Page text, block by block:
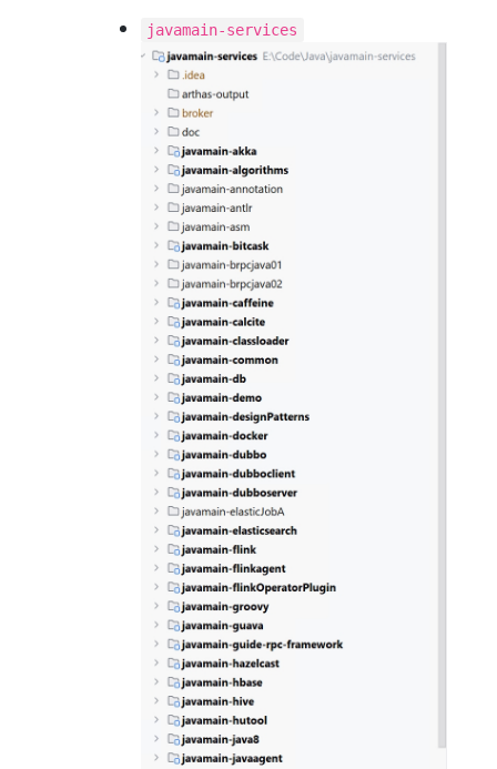
javamain-services